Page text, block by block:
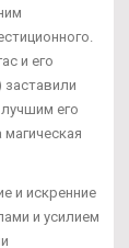
и его
его
и искренние
и усилием